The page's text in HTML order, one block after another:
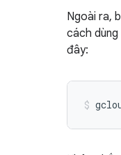
Ngoài ra,
cách
đây: